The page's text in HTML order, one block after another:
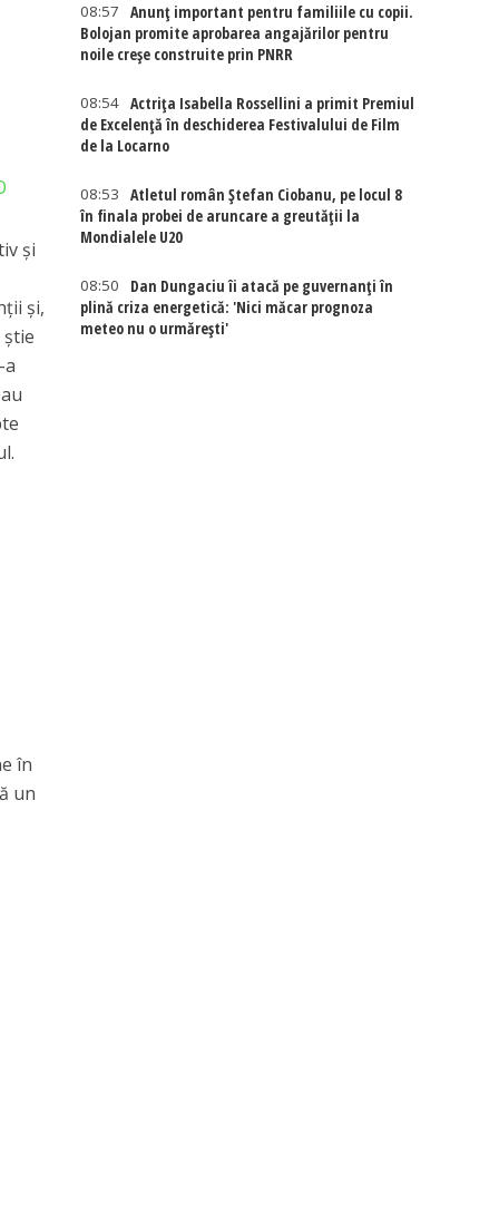
și
și,
a
în
un
08:57
Anunț important pentru familiile cu copii.
Bolojan promite aprobarea angajărilor pentru
noile creșe construite prin PNRR
08:54 Actriţa Isabella Rossellini a primit Premiul
de Excelenţă în deschiderea Festivalului de Film
de la Locarno
08:53
Atletul român Ștefan Ciobanu, pe locul 8
în finala probei de aruncare a greutății la
Mondialele U20
08:50
Dan Dungaciu îi atacă pe guvernanți în
plină criza energetică: 'Nici măcar prognoza
meteo nu o urmărești'